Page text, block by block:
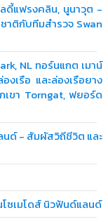
ลดี้แฟรงคลิน, นูนาวุต -
าติกับทีมสำรวจ Swan
NL ทอร์นแกต เมาน์
เรือ และล่องเรือยาง
เขา Torngat, ฟยอร์ด
นด์ - สัมผัสวิถีชีวิต และ
โซเมโดส์ นิวฟันด์แลนด์